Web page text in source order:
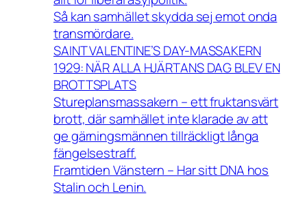
Så kan samhället skydda sej emot onda
transmördare.
SAINT VALENTINE’S DAY-MASSAKERN
1929: NÄR ALLA HJÄRTANS DAG BLEV EN
BROTTSPLATS
Stureplansmassakern – ett fruktansvärt
brott, där samhället inte klarade av att
ge gärningsmännen tillräckligt långa
fängelsestraff.
Framtiden Vänstern – Har sitt DNA hos
Stalin och Lenin.